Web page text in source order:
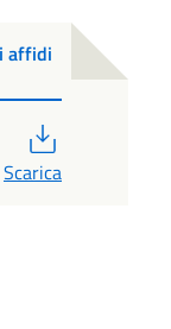
affidi
Scarica